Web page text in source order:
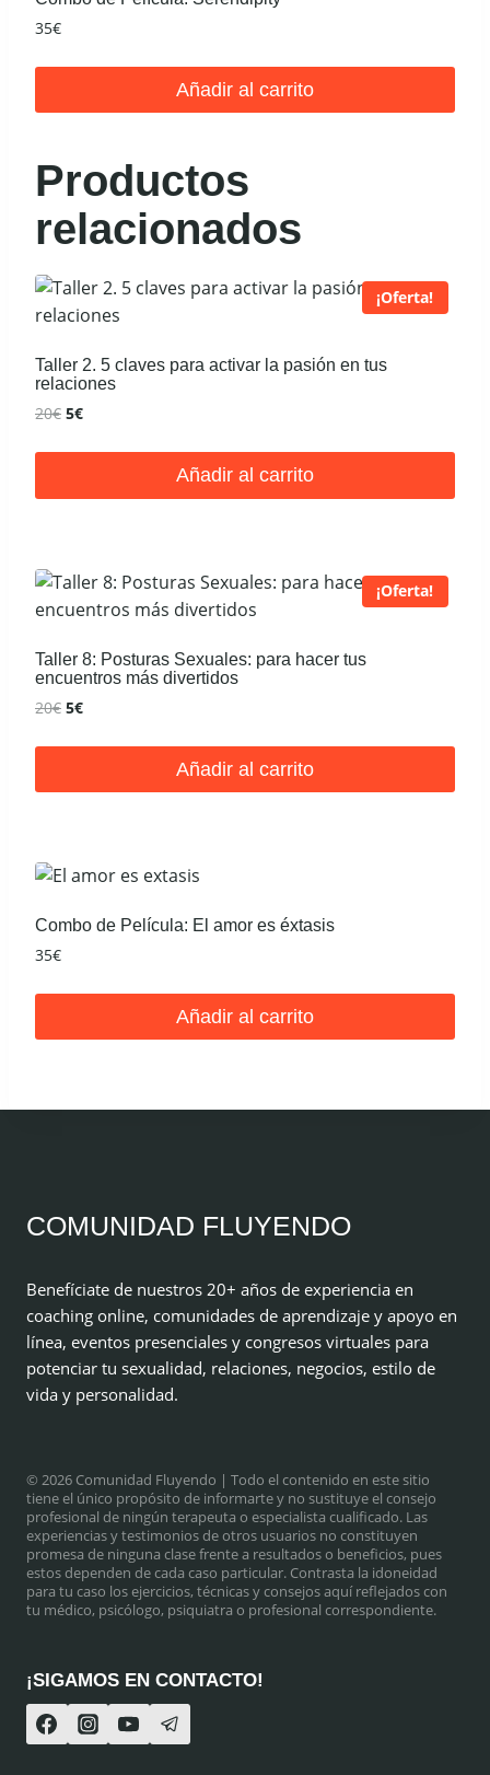
35€
Añadir al carrito
Productos
relacionados
¡Oferta!
Taller 2. 5 claves para activar la pasión en tus
relaciones
20€ El
original
20€.
5€El
actual
5€.
Añadir al carrito
¡Oferta!
Taller 8: Posturas Sexuales: para hacer tus
encuentros más divertidos
20€ El
original
20€.
5€El
actual
5€.
Añadir al carrito
Combo de Película: El amor es éxtasis
35€
Añadir al carrito
COMUNIDAD FLUYENDO
Benefíciate de nuestros 20+ años de experiencia en
coaching online, comunidades de aprendizaje y apoyo en
línea, eventos presenciales y congresos virtuales para
potenciar tu sexualidad, relaciones, negocios, estilo de
vida y personalidad.
© 2026 Comunidad Fluyendo | Todo el contenido en este sitio
tiene el único propósito de informarte y no sustituye el consejo
profesional de ningún terapeuta o especialista cualificado. Las
experiencias y testimonios de otros usuarios no constituyen
promesa de ninguna clase frente a resultados o beneficios, pues
estos dependen de cada caso particular. Contrasta la idoneidad
para tu caso los ejercicios, técnicas y consejos aquí reflejados con
tu médico, psicólogo, psiquiatra o profesional correspondiente.
¡SIGAMOS EN CONTACTO!